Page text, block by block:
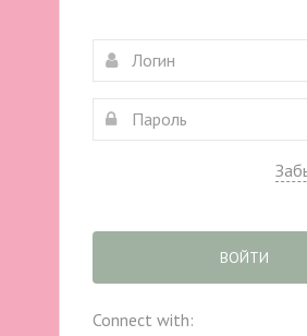
ВОЙТИ
Connect with: